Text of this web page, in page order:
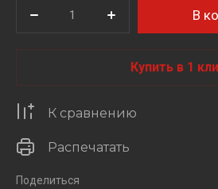
В
Купить в 1
К сравнению
Поделиться
Распечатать